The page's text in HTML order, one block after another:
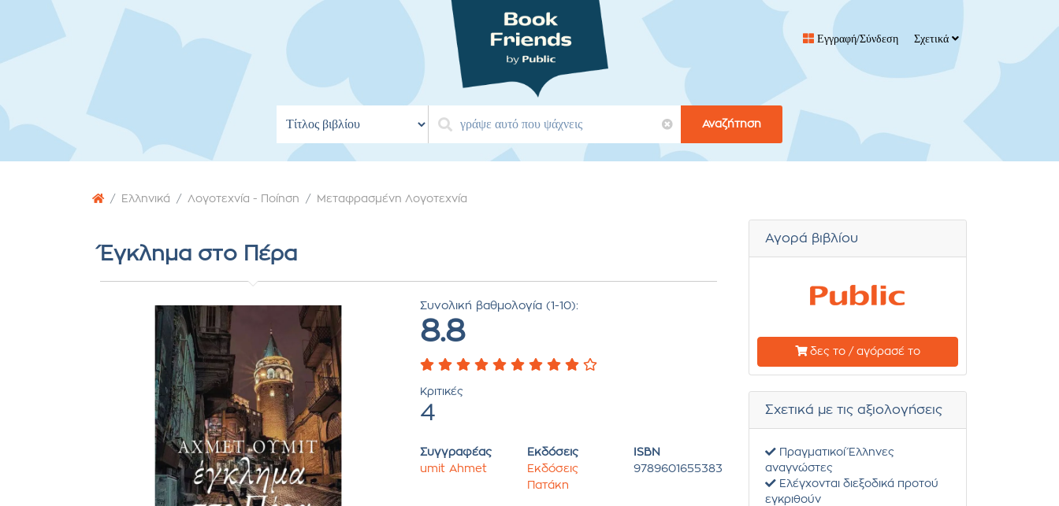
Εγγραφή/Σύνδεση Σχετικά
Αναζήτηση
Ελληνικά Λογοτεχνία - Ποίηση Μεταφρασμένη Λογοτεχνία
Έγκλημα στο Πέρα
Συνολική βαθμολογία (1-10):
8.8
Κριτικές
4
Συγγραφέας
umit Ahmet
Εκδόσεις
Εκδόσεις
Πατάκη
ISBN
9789601655383
Αγορά βιβλίου
δες το / αγόρασέ το
Σχετικά με τις αξιολογήσεις
Πραγματικοί Έλληνες
αναγνώστες
Ελέγχονται διεξοδικά προτού
εγκριθούν